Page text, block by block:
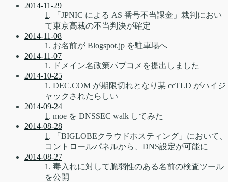
2014-11-29
1 . 「JPNIC による AS 番号不当課金」裁判におい
て東京高裁の不当判決が確定
2014-11-08
1 . お名前が Blogspot.jp を駐車場へ
2014-11-07
1 . ドメイン名政策パブコメを提出しました
2014-10-25
1 . DEC.COM が期限切れとなり某 ccTLD がハイジ
ャックされたらしい
2014-09-24
1 . moe を DNSSEC walk してみた
2014-08-28
1 . 「BIGLOBEクラウドホスティング」において、
コントロールパネルから、DNS設定が可能に
2014-08-27
1 . 毒入れに対して脆弱性のある名前の検査ツール
を公開